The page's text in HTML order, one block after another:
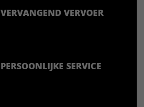
VERVANGEND VERVOER
PERSOONLIJKE SERVICE